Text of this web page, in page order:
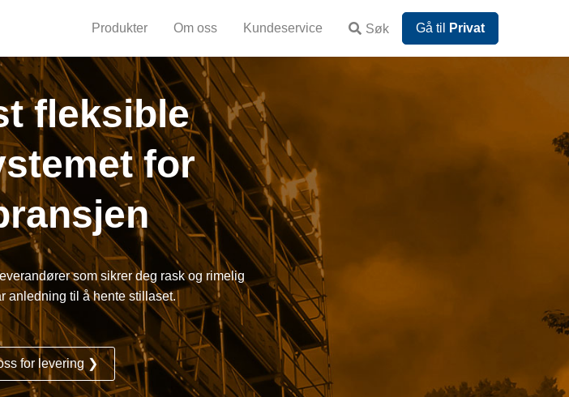
Produkter Om oss Kundeservice Søk Gå til Privat
fleksible
for
som sikrer deg rask og rimelig
anledning til å hente stillaset.
for levering ❯